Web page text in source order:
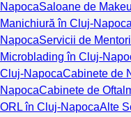
NapocaSaloane de
Manichiură în Cluj-Napoca
NapocaServicii de
Microblading în Cluj-
Cluj-NapocaCabinete de
NapocaCabinete de
ORL în Cluj-NapocaAlte